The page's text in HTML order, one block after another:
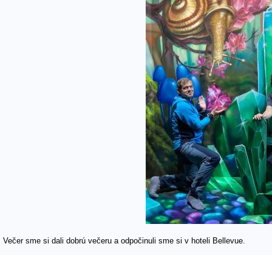
Večer sme si dali dobrú večeru a odpočinuli sme si v hoteli Bellevue.